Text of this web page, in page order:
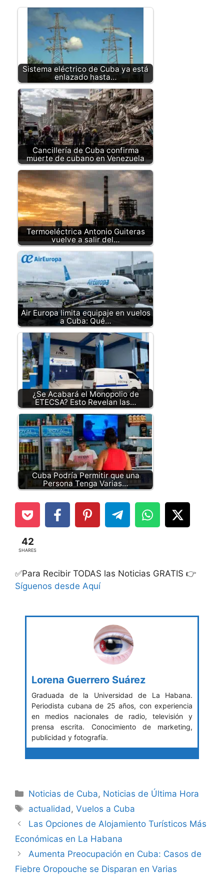
Sistema eléctrico de Cuba ya está
enlazado hasta…
Cancillería de Cuba confirma
muerte de cubano en Venezuela
Termoeléctrica Antonio Guiteras
vuelve a salir del…
Air Europa limita equipaje en vuelos
a Cuba: Qué…
¿Se Acabará el Monopolio de
ETECSA? Esto Revelan las…
Cuba Podría Permitir que una
Persona Tenga Varias…
42
SHARES
✅Para Recibir TODAS las Noticias GRATIS 👉
Síguenos desde Aquí
Lorena Guerrero Suárez
Graduada de la Universidad de La Habana.
Periodista cubana de 25 años, con experiencia
en medios nacionales de radio, televisión y
prensa escrita. Conocimiento de marketing,
publicidad y fotografía.
Categories
Noticias de Cuba, Noticias de Última Hora
Tags
actualidad ,Vuelos a Cuba
Las Opciones de Alojamiento Turísticos Más
Económicas en La Habana
Aumenta Preocupación en Cuba: Casos de
Fiebre Oropouche se Disparan en Varias